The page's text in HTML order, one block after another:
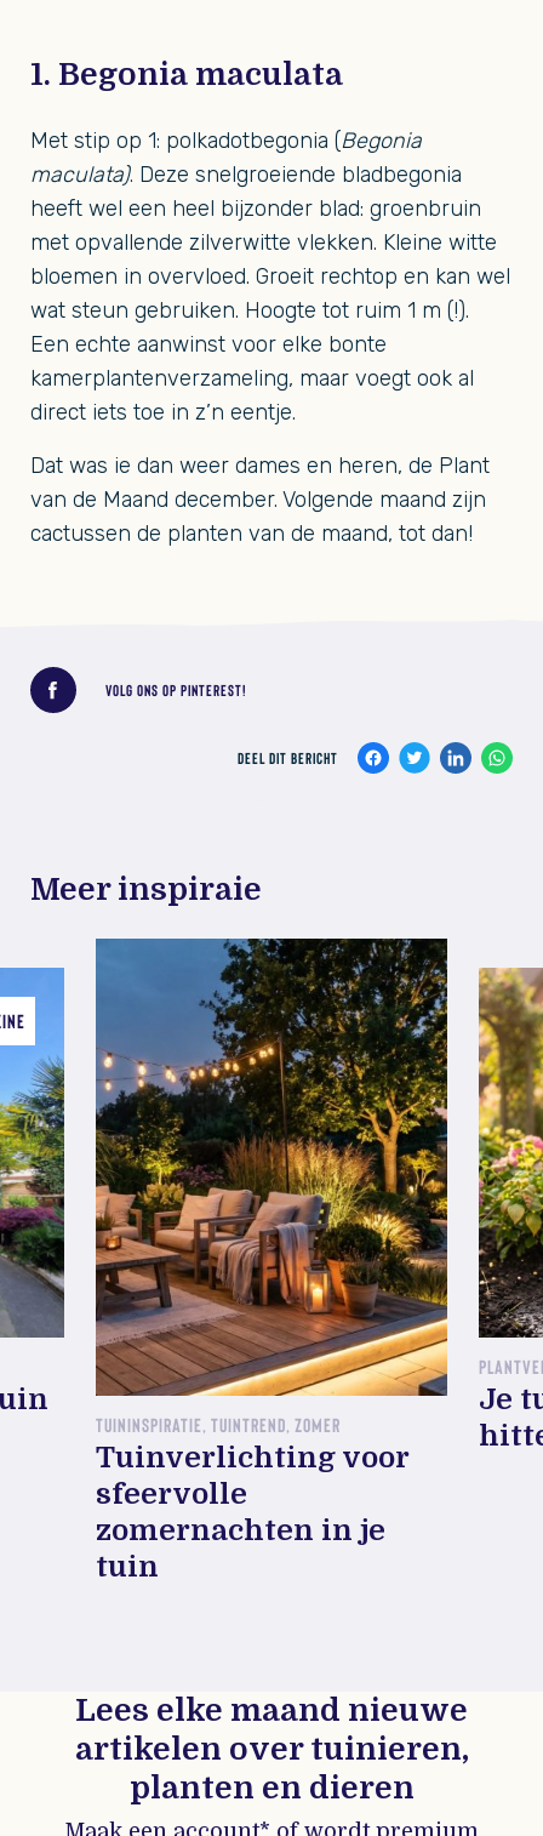
1. Begonia maculata
Met stip op 1: polkadotbegonia (Begonia
maculata). Deze snelgroeiende bladbegonia
heeft wel een heel bijzonder blad: groenbruin
met opvallende zilverwitte vlekken. Kleine witte
bloemen in overvloed. Groeit rechtop en kan wel
wat steun gebruiken. Hoogte tot ruim 1 m (!).
Een echte aanwinst voor elke bonte
kamerplantenverzameling, maar voegt ook al
direct iets toe in z’n eentje.
Dat was ie dan weer dames en heren, de Plant
van de Maand december. Volgende maand zijn
cactussen de planten van de maand, tot dan!
VOLG ONS OP PINTEREST!
DEEL DIT BERICHT
Meer inspiraie
TUININSPIRATIE, TUINTREND, ZOMER
Tuinverlichting voor
sfeervolle
zomernachten in je
tuin
Je
Lees elke maand nieuwe
artikelen over tuinieren,
planten en dieren
Maak een account* of wordt premium